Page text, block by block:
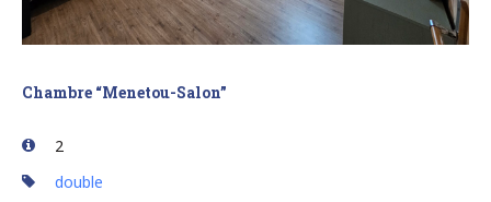
Chambre “Menetou-Salon”
2
double